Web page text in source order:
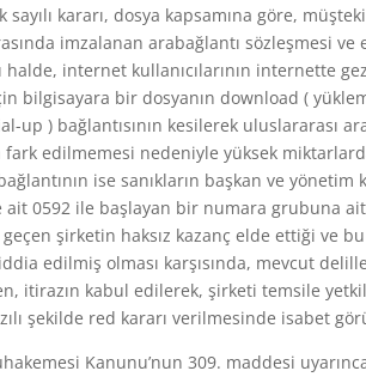
kararı, dosya kapsamına göre,
imzalanan arabağlantı sözleşmesi
halde, internet kullanıcılarının internette
bilgisayara bir dosyanın download (
up ) bağlantısının kesilerek uluslararası
fark edilmemesi nedeniyle yüksek
ise sanıkların başkan ve
ait 0592 ile başlayan bir numara grubuna
geçen şirketin haksız kazanç elde ettiği ve
edilmiş olması karşısında, mevcut
itirazın kabul edilerek, şirketi temsile
şekilde red kararı verilmesinde isabet
Kanunu’nun 309. maddesi